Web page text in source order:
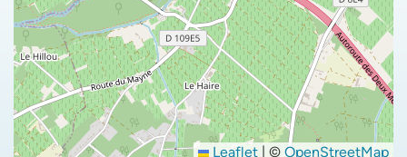
Leaflet | © OpenStreetMap